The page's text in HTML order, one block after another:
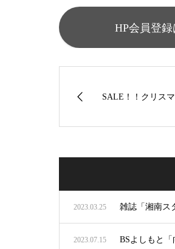
HP会員登録
SALE！！クリス
2023.03.25 雑誌「湘南ス
2023.07.15 BSよしもと「